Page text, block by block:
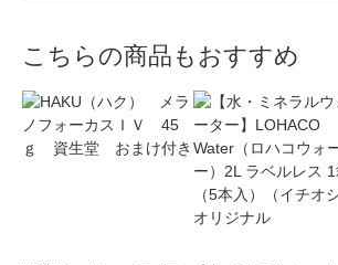
こちらの商品もおすすめ